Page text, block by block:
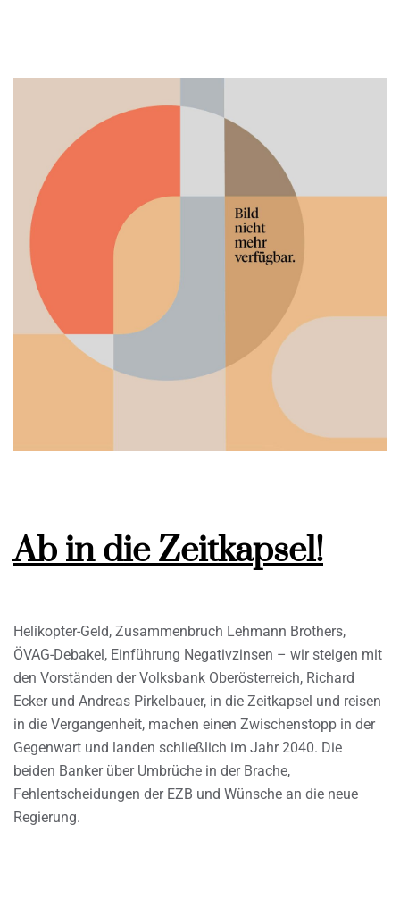
Ab in die Zeitkapsel!
Helikopter-Geld, Zusammenbruch Lehmann Brothers,
ÖVAG-Debakel, Einführung Negativzinsen – wir steigen mit
den Vorständen der Volksbank Oberösterreich, Richard
Ecker und Andreas Pirkelbauer, in die Zeitkapsel und reisen
in die Vergangenheit, machen einen Zwischenstopp in der
Gegenwart und landen schließlich im Jahr 2040. Die
beiden Banker über Umbrüche in der Brache,
Fehlentscheidungen der EZB und Wünsche an die neue
Regierung.